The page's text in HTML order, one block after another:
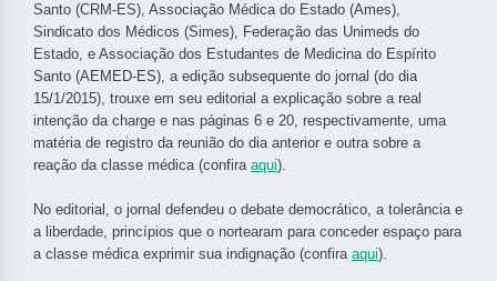
Santo (CRM-ES), Associação Médica do Estado (Ames),
Sindicato dos Médicos (Simes), Federação das Unimeds do
Estado, e Associação dos Estudantes de Medicina do Espírito
Santo (AEMED-ES), a edição subsequente do jornal (do dia
15/1/2015), trouxe em seu editorial a explicação sobre a real
intenção da charge e nas páginas 6 e 20, respectivamente, uma
matéria de registro da reunião do dia anterior e outra sobre a
reação da classe médica (confira aqui).
No editorial, o jornal defendeu o debate democrático, a tolerância e
a liberdade, princípios que o nortearam para conceder espaço para
a classe médica exprimir sua indignação (confira aqui).